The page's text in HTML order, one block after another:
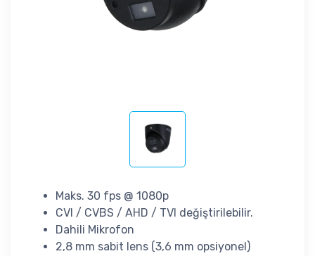
Maks. 30 fps @ 1080p
CVI / CVBS / AHD / TVI değiştirilebilir.
Dahili Mikrofon
2,8 mm sabit lens (3,6 mm opsiyonel)